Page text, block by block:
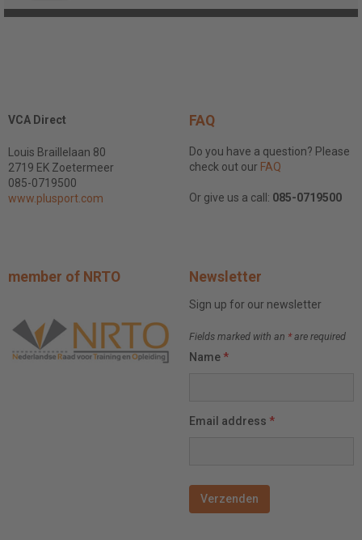
VCA Direct
Louis Braillelaan 80
2719 EK Zoetermeer
085-0719500
www.plusport.com
FAQ
Do you have a question? Please
check out our FAQ
Or give us a call: 085-0719500
member of NRTO Newsletter
Sign up for our newsletter
Fields marked with an *are required
Name *
Email address *